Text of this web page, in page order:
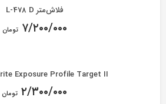
فلاش‌متر L-478 D
۷/۲۰۰/۰۰۰ تومان
Exposure Profile Target II
۲/۳۰۰/۰۰۰ تومان